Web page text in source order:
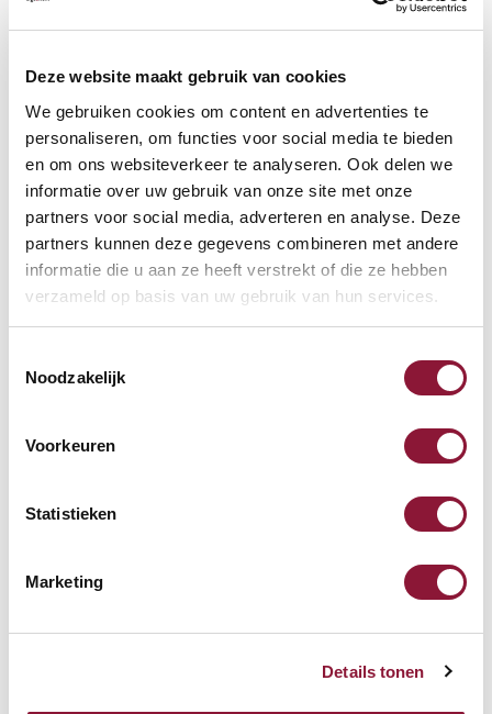
Deze website maakt gebruik van cookies
We gebruiken cookies om content en advertenties te
personaliseren, om functies voor social media te bieden
en om ons websiteverkeer te analyseren. Ook delen we
informatie over uw gebruik van onze site met onze
partners voor social media, adverteren en analyse. Deze
partners kunnen deze gegevens combineren met andere
informatie die u aan ze heeft verstrekt of die ze hebben
verzameld op basis van uw gebruik van hun services.
Noodzakelijk
Voorkeuren
Statistieken
Marketing
Details tonen
VOETENRING ?
VOETENSTER IN GEPOLIJST ALUMINIUM ?
Beschikbaar
Levertijd: 3-6 weken
Opzoek naar een offerte op maat? Maak je werkplek compleet